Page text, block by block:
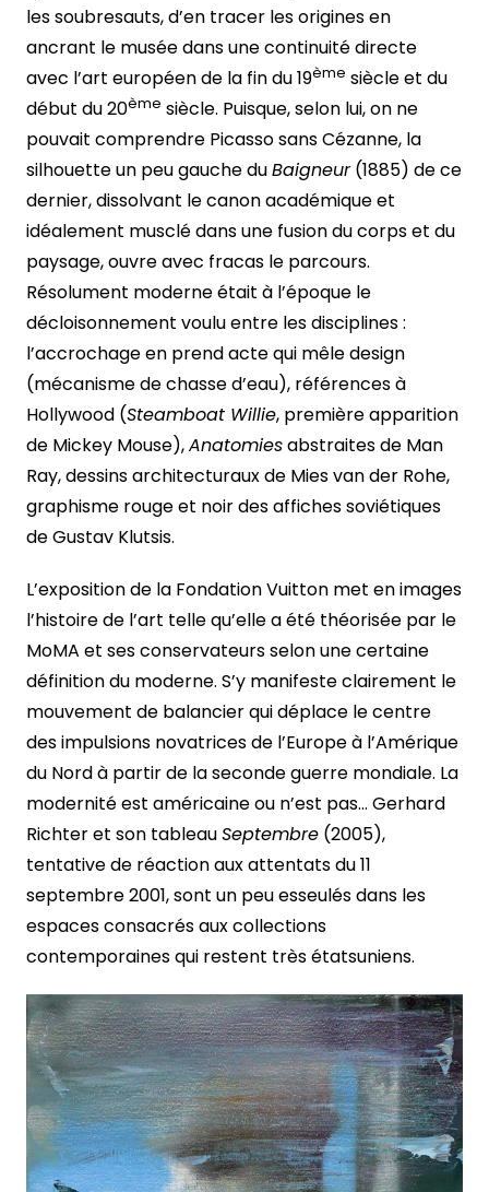
les soubresauts, d’en tracer les origines en
ancrant le musée dans une continuité directe
avec l’art européen de la fin du 19ème siècle et du
début du 20ème siècle. Puisque, selon lui, on ne
pouvait comprendre Picasso sans Cézanne, la
silhouette un peu gauche duBaigneur(1885) de ce
dernier, dissolvant le canon académique et
idéalement musclé dans une fusion du corps et du
paysage, ouvre avec fracas le parcours.
Résolument moderne était à l’époque le
décloisonnement voulu entre les disciplines :
l’accrochage en prend acte qui mêle design
(mécanisme de chasse d’eau), références à
Hollywood (Steamboat Willie, première apparition
de Mickey Mouse),Anatomiesabstraites de Man
Ray, dessins architecturaux de Mies van der Rohe,
graphisme rouge et noir des affiches soviétiques
de Gustav Klutsis.
L’exposition de la Fondation Vuitton met en images
l’histoire de l’art telle qu’elle a été théorisée par le
MoMA et ses conservateurs selon une certaine
définition du moderne. S’y manifeste clairement le
mouvement de balancier qui déplace le centre
des impulsions novatrices de l’Europe à l’Amérique
du Nord à partir de la seconde guerre mondiale. La
modernité est américaine ou n’est pas… Gerhard
Richter et son tableauSeptembre(2005),
tentative de réaction aux attentats du 11
septembre 2001, sont un peu esseulés dans les
espaces consacrés aux collections
contemporaines qui restent très étatsuniens.